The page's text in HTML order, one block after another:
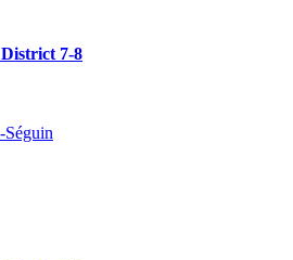
District 7-8
Séguin